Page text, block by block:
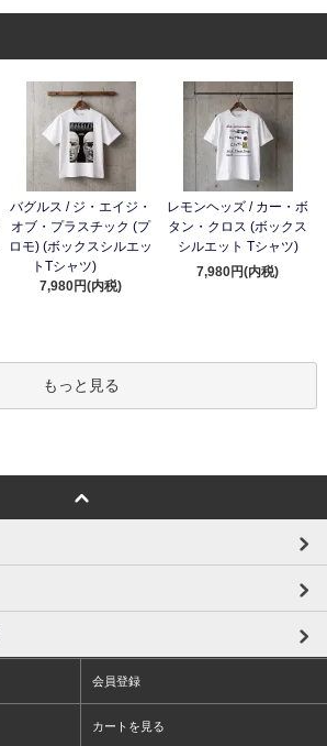
バグルス / ジ・エイジ・
オブ・プラスチック (プ
ロモ) (ボックスシルエッ
トTシャツ)
7,980円(内税)
レモンヘッズ / カー・ボ
タン・クロス (ボックス
シルエット Tシャツ)
7,980円(内税)
もっと見る
会員登録
カートを見る